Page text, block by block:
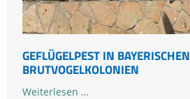
GEFLÜGELPEST IN BAYERISCHEN
BRUTVOGELKOLONIEN
Weiterlesen …Geflügelpest